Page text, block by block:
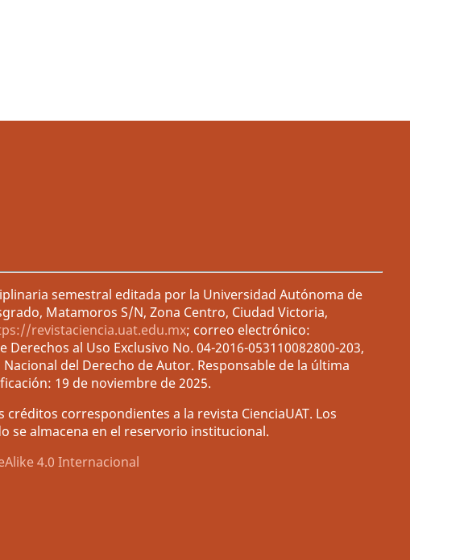
semestral editada por la Universidad Autónoma de
Matamoros S/N, Zona Centro, Ciudad Victoria,
revistaciencia.uat.edu.mx; correo electrónico:
al Uso Exclusivo No. 04-2016-053110082800-203,
del Derecho de Autor. Responsable de la última
19 de noviembre de 2025.
correspondientes a la revista CienciaUAT. Los
se almacena en el reservorio institucional.
4.0 Internacional